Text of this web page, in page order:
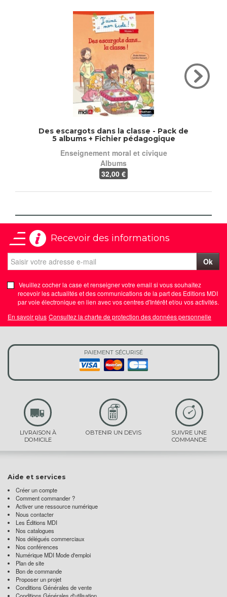
Des escargots dans la classe - Pack de
5 albums + Fichier pédagogique
Enseignement moral et civique
Albums
32,00 €
Recevoir des informations
Ok
Veuillez cocher la case et renseigner votre email si vous souhaitez
recevoir les actualités et des communications de la part des Editions MDI
par voie électronique en lien avec vos centres d'Intérêt et/ou vos activités.
En savoir plus Consultez la charte de protection des données personnelle
PAIEMENT SÉCURISÉ
LIVRAISON À
DOMICILE
OBTENIR UN DEVIS
SUIVRE UNE
COMMANDE
Aide et services
Créer un compte
Comment commander ?
Activer une ressource numérique
Nous contacter
Les Éditions MDI
Nos catalogues
Nos délégués commerciaux
Nos conférences
Numérique MDI Mode d'emploi
Plan de site
Bon de commande
Proposer un projet
Conditions Générales de vente
Conditions Générales d'utilisation